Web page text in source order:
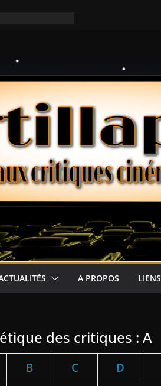
Amy Heckerling
A PROPOS LIENS
des critiques : A
B C D